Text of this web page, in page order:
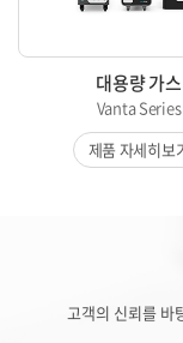
대용량 가스
Vanta Series
제품 자세히보
고객의 신뢰를 바